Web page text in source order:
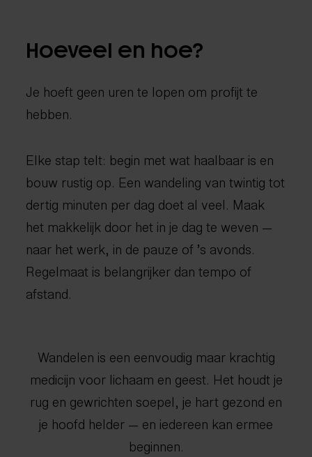
Hoeveel en hoe?
Je hoeft geen uren te lopen om profijt te
hebben.
Elke stap telt: begin met wat haalbaar is en
bouw rustig op. Een wandeling van twintig tot
dertig minuten per dag doet al veel. Maak
het makkelijk door het in je dag te weven —
naar het werk, in de pauze of ’s avonds.
Regelmaat is belangrijker dan tempo of
afstand.
Wandelen is een eenvoudig maar krachtig
medicijn voor lichaam en geest. Het houdt je
rug en gewrichten soepel, je hart gezond en
je hoofd helder — en iedereen kan ermee
beginnen.